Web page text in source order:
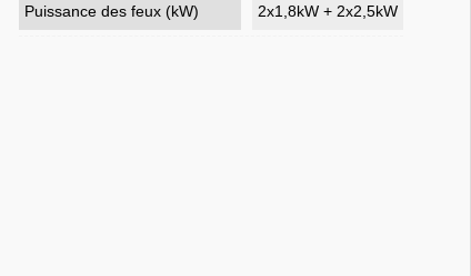
Puissance des feux (kW) 2x1,8kW + 2x2,5kW